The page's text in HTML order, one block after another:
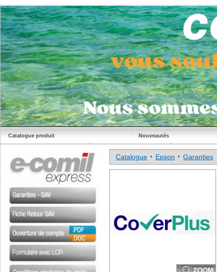
Catalogue produit Nouveautés
Site Comil
Catalogue Epson Garanties